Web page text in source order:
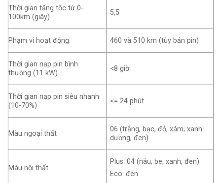
Thời gian tăng tốc từ 0-
100km (giây)
5,5
Phạm vi hoạt động 460 và 510 km (tùy bản pin)
Thời gian nạp pin bình
thường (11 kW)
<8 giờ
Thời gian nạp pin siêu nhanh
(10-70%)
<= 24 phút
Màu ngoại thất
06 (trắng, bạc, đỏ, xám, xanh
dương, đen)
Màu nội thất
Plus: 04 (nâu, be, xanh, đen)
Eco: đen